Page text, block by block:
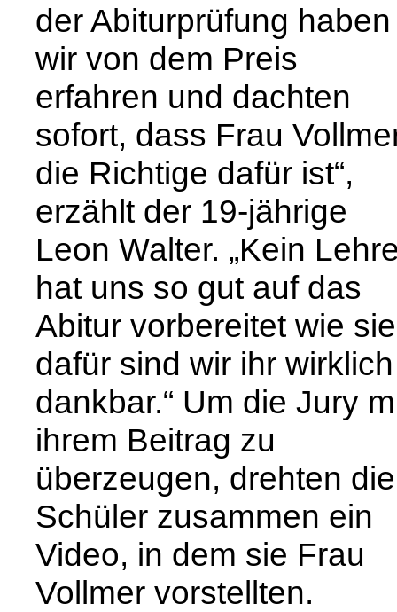
der Abiturprüfung haben
wir von dem Preis
erfahren und dachten
sofort, dass Frau
die Richtige dafür ist“,
erzählt der 19-jährige
Leon Walter. „Kein
hat uns so gut auf das
Abitur vorbereitet wie
dafür sind wir ihr wirklich
dankbar.“ Um die Jury
ihrem Beitrag zu
überzeugen, drehten die
Schüler zusammen ein
Video, in dem sie Frau
Vollmer vorstellten.